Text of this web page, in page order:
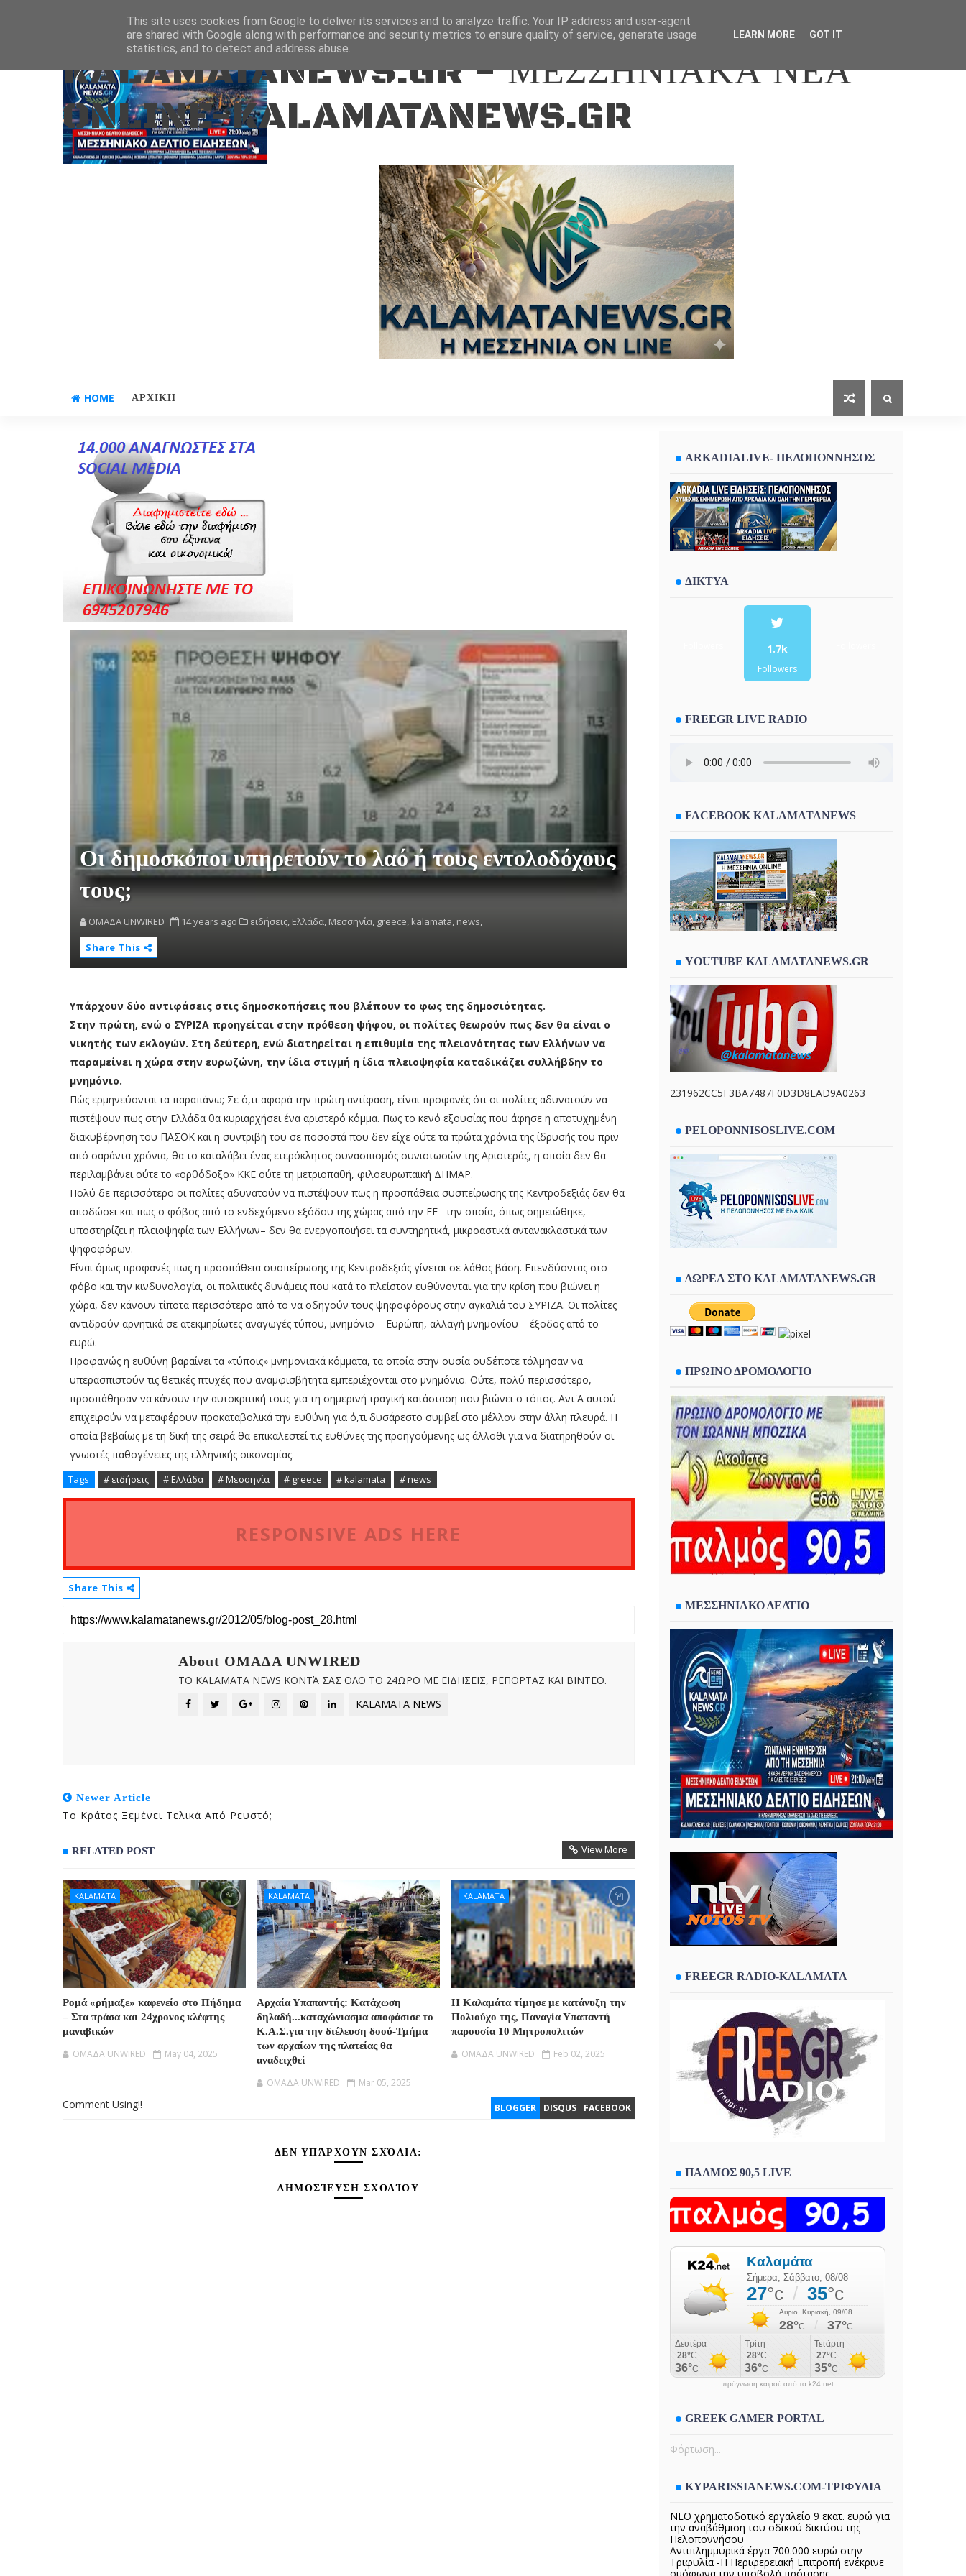
Aug 7, 2026
KALAMATANEWS.GR - ΜΕΣΣΗΝΙΑΚΑ ΝΕΑ
ONLINE-KALAMATANEWS.GR
HOME ΑΡΧΙΚΗ
Οι δημοσκόποι υπηρετούν το λαό ή τους εντολοδόχους
τους;
OMAΔΑ UNWIRED 14 years ago ειδήσεις, Ελλάδα, Μεσσηνία, greece, kalamata, news,
Share This
Υπάρχουν δύο αντιφάσεις στις δημοσκοπήσεις που βλέπουν το φως της δημοσιότητας.
Στην πρώτη, ενώ ο ΣΥΡΙΖΑ προηγείται στην πρόθεση ψήφου, οι πολίτες θεωρούν πως δεν θα είναι ο
νικητής των εκλογών. Στη δεύτερη, ενώ διατηρείται η επιθυμία της πλειονότητας των Ελλήνων να
παραμείνει η χώρα στην ευρωζώνη, την ίδια στιγμή η ίδια πλειοψηφία καταδικάζει συλλήβδην το
μνημόνιο.
Πώς ερμηνεύονται τα παραπάνω; Σε ό,τι αφορά την πρώτη αντίφαση, είναι προφανές ότι οι πολίτες αδυνατούν να
πιστέψουν πως στην Ελλάδα θα κυριαρχήσει ένα αριστερό κόμμα. Πως το κενό εξουσίας που άφησε η αποτυχημένη
διακυβέρνηση του ΠΑΣΟΚ και η συντριβή του σε ποσοστά που δεν είχε ούτε τα πρώτα χρόνια της ίδρυσής του πριν
από σαράντα χρόνια, θα το καταλάβει ένας ετερόκλητος συνασπισμός συνιστωσών της Αριστεράς, η οποία δεν θα
περιλαμβάνει ούτε το «ορθόδοξο» ΚΚΕ ούτε τη μετριοπαθή, φιλοευρωπαϊκή ΔΗΜΑΡ.
Πολύ δε περισσότερο οι πολίτες αδυνατούν να πιστέψουν πως η προσπάθεια συσπείρωσης της Κεντροδεξιάς δεν θα
αποδώσει και πως ο φόβος από το ενδεχόμενο εξόδου της χώρας από την ΕΕ –την οποία, όπως σημειώθηκε,
υποστηρίζει η πλειοψηφία των Ελλήνων– δεν θα ενεργοποιήσει τα συντηρητικά, μικροαστικά αντανακλαστικά των
ψηφοφόρων.
Είναι όμως προφανές πως η προσπάθεια συσπείρωσης της Κεντροδεξιάς γίνεται σε λάθος βάση. Επενδύοντας στο
φόβο και την κινδυνολογία, οι πολιτικές δυνάμεις που κατά το πλείστον ευθύνονται για την κρίση που βιώνει η
χώρα, δεν κάνουν τίποτα περισσότερο από το να οδηγούν τους ψηφοφόρους στην αγκαλιά του ΣΥΡΙΖΑ. Οι πολίτες
αντιδρούν αρνητικά σε ατεκμηρίωτες αναγωγές τύπου, μνημόνιο = Ευρώπη, αλλαγή μνημονίου = έξοδος από το
ευρώ.
Προφανώς η ευθύνη βαραίνει τα «τύποις» μνημονιακά κόμματα, τα οποία στην ουσία ουδέποτε τόλμησαν να
υπερασπιστούν τις θετικές πτυχές που αναμφισβήτητα εμπεριέχονται στο μνημόνιο. Ούτε, πολύ περισσότερο,
προσπάθησαν να κάνουν την αυτοκριτική τους για τη σημερινή τραγική κατάσταση που βιώνει ο τόπος. Αντ'Α αυτού
επιχειρούν να μεταφέρουν προκαταβολικά την ευθύνη για ό,τι δυσάρεστο συμβεί στο μέλλον στην άλλη πλευρά. Η
οποία βεβαίως με τη δική της σειρά θα επικαλεστεί τις ευθύνες της προηγούμενης ως άλλοθι για να διατηρηθούν οι
γνωστές παθογένειες της ελληνικής οικονομίας.
Tags # ειδήσεις # Ελλάδα # Μεσσηνία # greece # kalamata # news
RESPONSIVE ADS HERE
Share This
About OMAΔΑ UNWIRED
ΤΟ KALAMATA NEWS ΚΟΝΤΆ ΣΑΣ ΟΛΟ ΤΟ 24ΩΡΟ ΜΕ ΕΙΔΗΣΕΙΣ, ΡΕΠΟΡΤΑΖ ΚΑΙ ΒΙΝΤΕΟ.
KALAMATA NEWS
Newer Article
Το Κράτος Ξεμένει Τελικά Από Ρευστό;
RELATED POST View More
KALAMATA
Ρομά «ρήμαξε» καφενείο στο Πήδημα
– Στα πράσα και 24χρονος κλέφτης
μαναβικών
OMAΔΑ UNWIRED May 04, 2025
KALAMATA
Αρχαία Υπαπαντής: Κατάχωση
δηλαδή...καταχώνιασμα αποφάσισε το
Κ.Α.Σ.για την διέλευση δοού-Τμήμα
των αρχαίων της πλατείας θα
αναδειχθεί
OMAΔΑ UNWIRED Mar 05, 2025
KALAMATA
Η Καλαμάτα τίμησε με κατάνυξη την
Πολιούχο της, Παναγία Υπαπαντή
παρουσία 10 Μητροπολιτών
OMAΔΑ UNWIRED Feb 02, 2025
BLOGGER DISQUS FACEBOOK
Comment Using!!
ΔΕΝ ΥΠΆΡΧΟΥΝ ΣΧΌΛΙΑ:
ΔΗΜΟΣΊΕΥΣΗ ΣΧΟΛΊΟΥ
ARKADIALIVE- ΠΕΛΟΠΟΝΝΗΣΟΣ
ΔΙΚΤΥΑ
1.7k
Followers
FREEGR LIVE RADIO
FACEBOOK KALAMATANEWS
YOUTUBE KALAMATANEWS.GR
231962CC5F3BA7487F0D3D8EAD9A0263
PELOPONNISOSLIVE.COM
ΔΩΡΕΑ ΣΤΟ KALAMATANEWS.GR
ΠΡΩΙΝΟ ΔΡΟΜΟΛΟΓΙΟ
ΜΕΣΣΗΝΙΑΚΟ ΔΕΛΤΙΟ
FREEGR RADIO-KALAMATA
ΠΑΛΜΟΣ 90,5 LIVE
πρόγνωση καιρού από το k24.net
GREEK GAMER PORTAL
Φόρτωση...
KYPARISSIANEWS.COM-ΤΡΙΦΥΛΙΑ
ΝΕΟ χρηματοδοτικό εργαλείο 9 εκατ. ευρώ για
την αναβάθμιση του οδικού δικτύου της
Πελοποννήσου
Αντιπλημμυρικά έργα 700.000 ευρώ στην
Τριφυλία -Η Περιφερειακή Επιτροπή ενέκρινε
This site uses cookies from Google to deliver its services and to analyze traffic. Your IP address and user-agent
are shared with Google along with performance and security metrics to ensure quality of service, generate usage
statistics, and to detect and address abuse.
LEARN MORE GOT IT